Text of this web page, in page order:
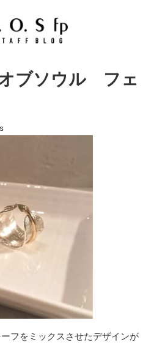
ブソウル フェ
フをミックスさせたデザインが